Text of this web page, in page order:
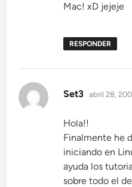
Mac! xD jejeje
RESPONDER
Set3 dice:
abril 28,
Hola!!
Finalmente he
iniciando en
ayuda los
sobre todo el